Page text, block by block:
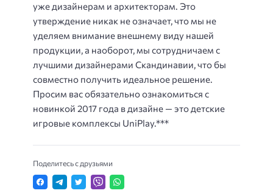
уже дизайнерам и архитекторам. Это
утверждение никак не означает, что мы не
уделяем внимание внешнему виду нашей
продукции, а наоборот, мы сотрудничаем с
лучшими дизайнерами Скандинавии, что бы
совместно получить идеальное решение.
Просим вас обязательно ознакомиться с
новинкой 2017 года в дизайне — это детские
игровые комплексы UniPlay.***
Поделитесь с друзьями